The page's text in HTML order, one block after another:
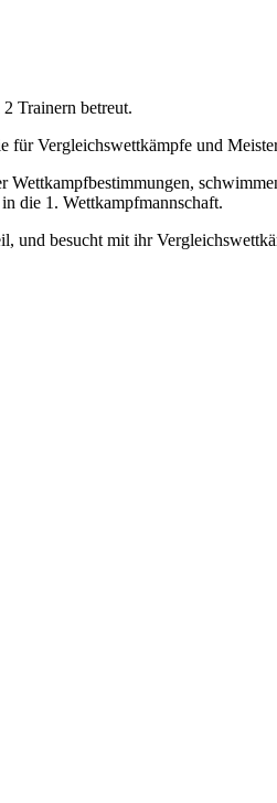
Trainern betreut.
für Vergleichswettkämpfe und
die 1. Wettkampfmannschaft.
und besucht mit ihr